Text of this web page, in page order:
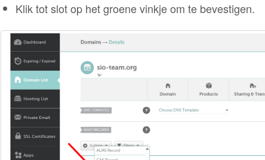
Klik tot slot op het groene vinkje om te bevestigen.